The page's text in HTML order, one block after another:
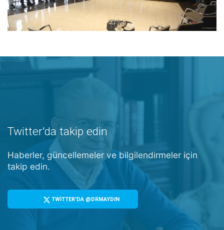
Twitter'da takip edin
Haberler, güncellemeler ve bilgilendirmeler için
takip edin.
TWİTTER'DA @DRMAYDIN